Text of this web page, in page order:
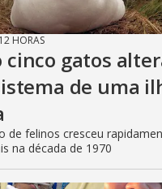
HORAS
cinco gatos
de uma
de felinos cresceu
na década de 1970